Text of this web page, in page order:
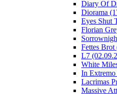
Diary Of
Diorama
Eyes Shut
Florian
Fettes
L7
White
In
Lacrimas
Massive